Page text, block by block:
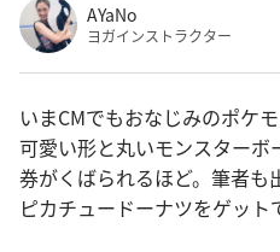
AYaNo
ヨガインストラクター
いまCMでもおなじみのポケ
可愛い形と丸いモンスター
券がくばられるほど。筆者も
ピカチュードーナツをゲッ